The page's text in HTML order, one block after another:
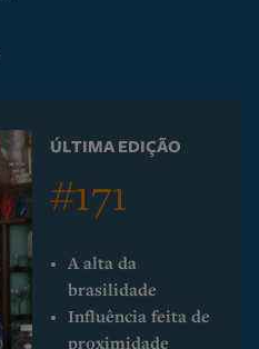
ÚLTIMA EDIÇÃO
#171
A alta da
brasilidade
Influência feita de
proximidade